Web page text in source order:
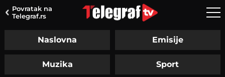
Povratak na
Telegraf.rs
Naslovna Emisije
Muzika Sport